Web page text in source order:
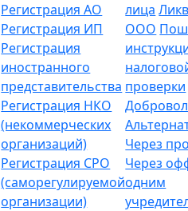
Регистрация АО
Регистрация ИП
Регистрация
иностранного
представительства
Регистрация НКО
(некоммерческих
организаций)
Регистрация СРО
(саморегулируемой
организации)
лица
ООО
проверки
Через
Через
одним